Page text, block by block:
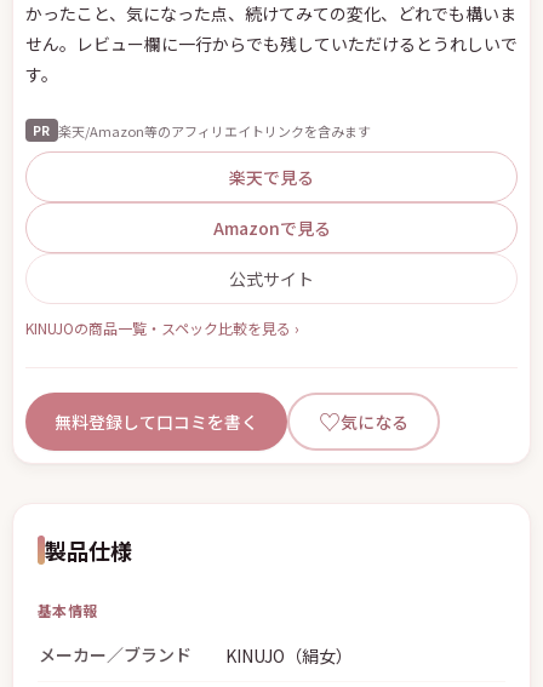
かったこと、気になった点、続けてみての変化、どれでも構いま
せん。レビュー欄に一行からでも残していただけるとうれしいで
す。
PR 楽天/Amazon等のアフィリエイトリンクを含みます
楽天で見る
Amazonで見る
公式サイト
KINUJOの商品一覧・スペック比較を見る ›
無料登録して口コミを書く ♡気になる
製品仕様
基本情報
メーカー／ブランド KINUJO（絹女）